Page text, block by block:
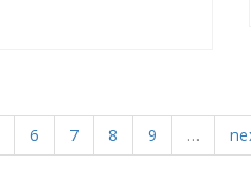
6 7 8 9 …